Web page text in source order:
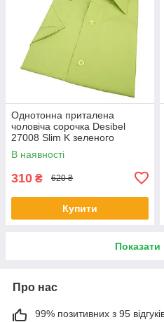
Однотонна приталена
чоловіча сорочка Desibel
27008 Slim K зеленого
кольору короткий рукав
В наявності
310 ₴ 620 ₴
Купити
Про нас
99% позитивних з 95